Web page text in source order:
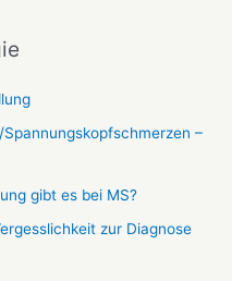
–
gibt es bei MS?
zur Diagnose